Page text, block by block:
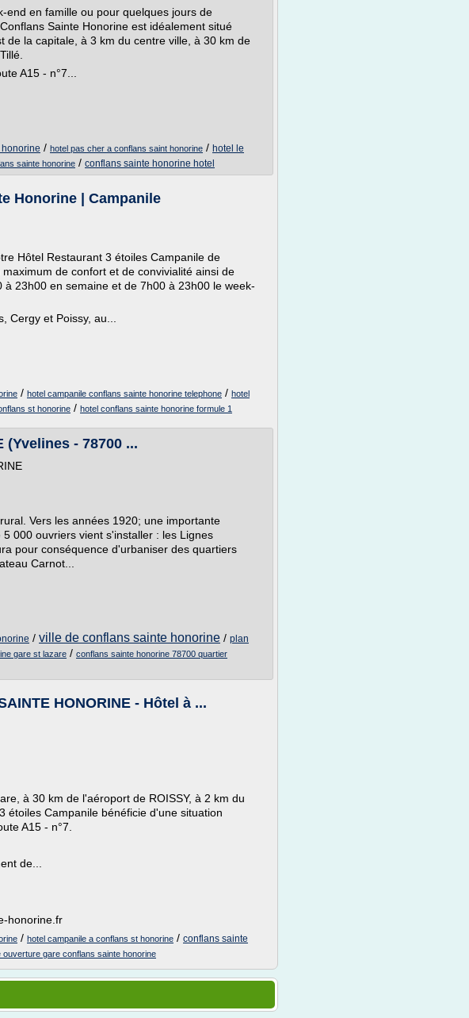
end en famille ou pour quelques jours de
Sainte Honorine est idéalement situé
de la capitale, à 3 km du centre ville, à 30 km de
A15 - n°7...
/ hotel pas cher a conflans saint honorine / hotel le
sainte honorine / conflans sainte honorine hotel
Honorine | Campanile
Hôtel Restaurant 3 étoiles Campanile de
de confort et de convivialité ainsi de
23h00 en semaine et de 7h00 à 23h00 le week-
Cergy et Poissy, au...
/ hotel campanile conflans sainte honorine telephone / hotel
st honorine / hotel conflans sainte honorine formule 1
(Yvelines - 78700 ...
Vers les années 1920; une importante
000 ouvriers vient s'installer : les Lignes
pour conséquence d'urbaniser des quartiers
Carnot...
/ ville de conflans sainte honorine / plan
gare st lazare / conflans sainte honorine 78700 quartier
HONORINE - Hôtel à ...
à 30 km de l'aéroport de ROISSY, à 2 km du
étoiles Campanile bénéficie d'une situation
A15 - n°7.
de...
honorine.fr
/ hotel campanile a conflans st honorine / conflans sainte
ouverture gare conflans sainte honorine